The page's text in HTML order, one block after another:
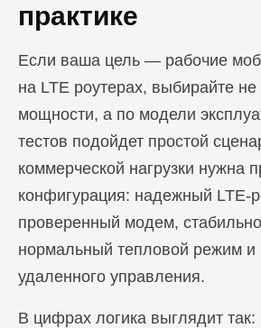
практике
Если ваша цель — рабочие
на LTE роутерах, выбирайте
мощности, а по модели
тестов подойдет простой
коммерческой нагрузки нужна
конфигурация: надежный LTE-
проверенный модем,
нормальный тепловой режим и
удаленного управления.
В цифрах логика выглядит так: